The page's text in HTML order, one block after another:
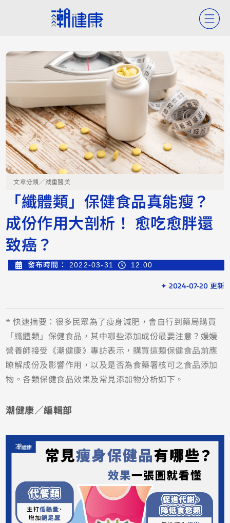
文章分類／減重醫美
「纖體類」保健食品真能瘦？
成份作用大剖析！ 愈吃愈胖還
致癌？
發布時間： 2022-03-31 12:00
✦ 2024-07-20 更新
❝ 快速摘要：很多民眾為了瘦身減肥，會自行到藥局購買
「纖體類」保健食品，其中哪些添加成份最要注意？嫚嫚
營養師接受《潮健康》專訪表示，購買這類保健食品前應
瞭解成份及影響作用，以及是否為食藥署核可之食品添加
物。各類保健食品效果及常見添加物分析如下。
潮健康／編輯部